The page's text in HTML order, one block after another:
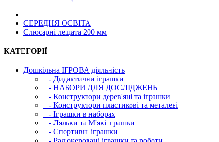
СЕРЕДНЯ ОСВIТА
Слюсарні лещата 200 мм
КАТЕГОРІЇ
Дошкільна ІГРОВА діяльність
- Дидактични іграшки
- НАБОРИ ДЛЯ ДОСЛІДЖЕНЬ
- Конструктори дерев'яні та іграшки
- Конструктори пластикові та металеві
- Іграшки в наборах
- Ляльки та М'які іграшки
- Спортивні іграшки